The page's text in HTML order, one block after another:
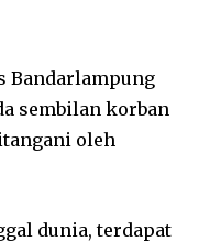
Bandarlampung
sembilan korban
oleh
dunia, terdapat